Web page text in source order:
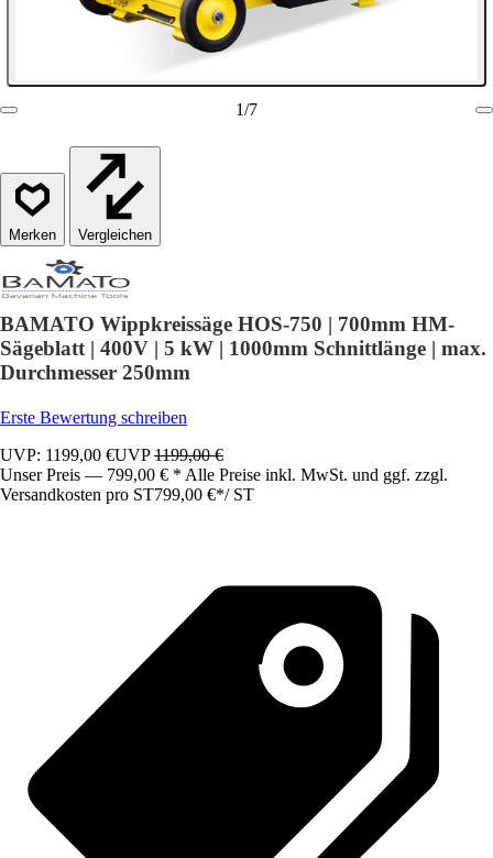
1/7
Vergleichen
BAMATO Wippkreissäge HOS-750 | 700mm HM-
Sägeblatt | 400V | 5 kW | 1000mm Schnittlänge | max.
Durchmesser 250mm
Erste Bewertung schreiben
UVP: 1199,00 €UVP1199,00 €
Unser Preis — 799,00 € * Alle Preise inkl. MwSt. und ggf. zzgl.
Versandkosten pro ST799,00 €*/ ST